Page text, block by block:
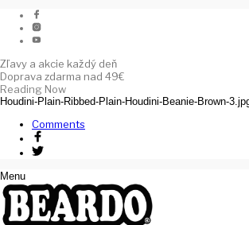
Zľavy a akcie každý deň
Doprava zdarma nad 49€
Reading Now
Houdini-Plain-Ribbed-Plain-Houdini-Beanie-Brown-
Comments
Menu